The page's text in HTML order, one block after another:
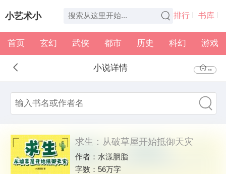
小艺术小
说
排行 书库
全本 书架
首页 玄幻 武侠 都市 历史 科幻 游戏
小说详情 首页
求生：从破草屋开始抵御天灾
作者： 水漾胭脂
字数：56万字